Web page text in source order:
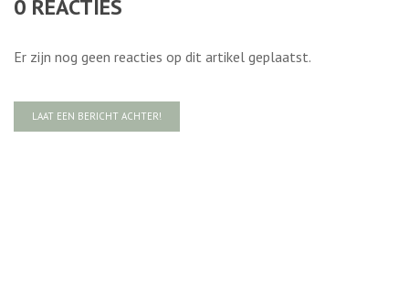
0 REACTIES
Er zijn nog geen reacties op dit artikel geplaatst.
LAAT EEN BERICHT ACHTER!